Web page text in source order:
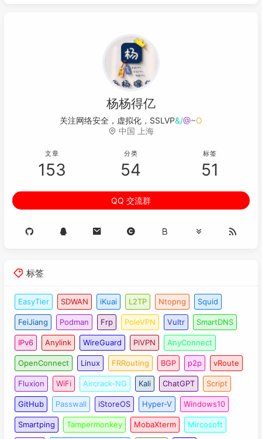
杨杨得亿
关注网络安全，虚拟化，SSLVu*oU$
中国 上海
文章
153
分类
54
标签
51
QQ 交流群
标签
EasyTier SDWAN iKuai L2TP Ntopng Squid
FeiJiang Podman Frp PoleVPN Vultr SmartDNS
IPv6 Anylink WireGuard PiVPN AnyConnect
OpenConnect Linux FRRouting BGP p2p vRoute
Fluxion WiFi Aircrack-NG Kali ChatGPT Script
GitHub Passwall iStoreOS Hyper-V Windows10
Smartping Tampermonkey MobaXterm Mircosoft